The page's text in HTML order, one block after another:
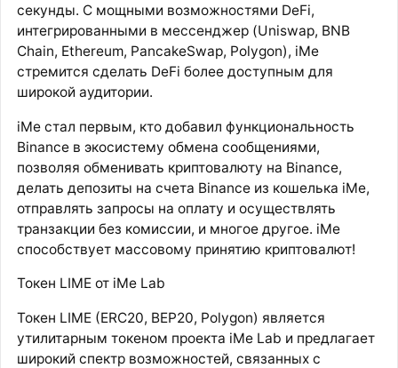
секунды. С мощными возможностями DeFi,
интегрированными в мессенджер (Uniswap, BNB
Chain, Ethereum, PancakeSwap, Polygon), iMe
стремится сделать DeFi более доступным для
широкой аудитории.
iMe стал первым, кто добавил функциональность
Binance в экосистему обмена сообщениями,
позволяя обменивать криптовалюту на Binance,
делать депозиты на счета Binance из кошелька iMe,
отправлять запросы на оплату и осуществлять
транзакции без комиссии, и многое другое. iMe
способствует массовому принятию криптовалют!
Токен LIME от iMe Lab
Токен LIME (ERC20, BEP20, Polygon) является
утилитарным токеном проекта iMe Lab и предлагает
широкий спектр возможностей, связанных с